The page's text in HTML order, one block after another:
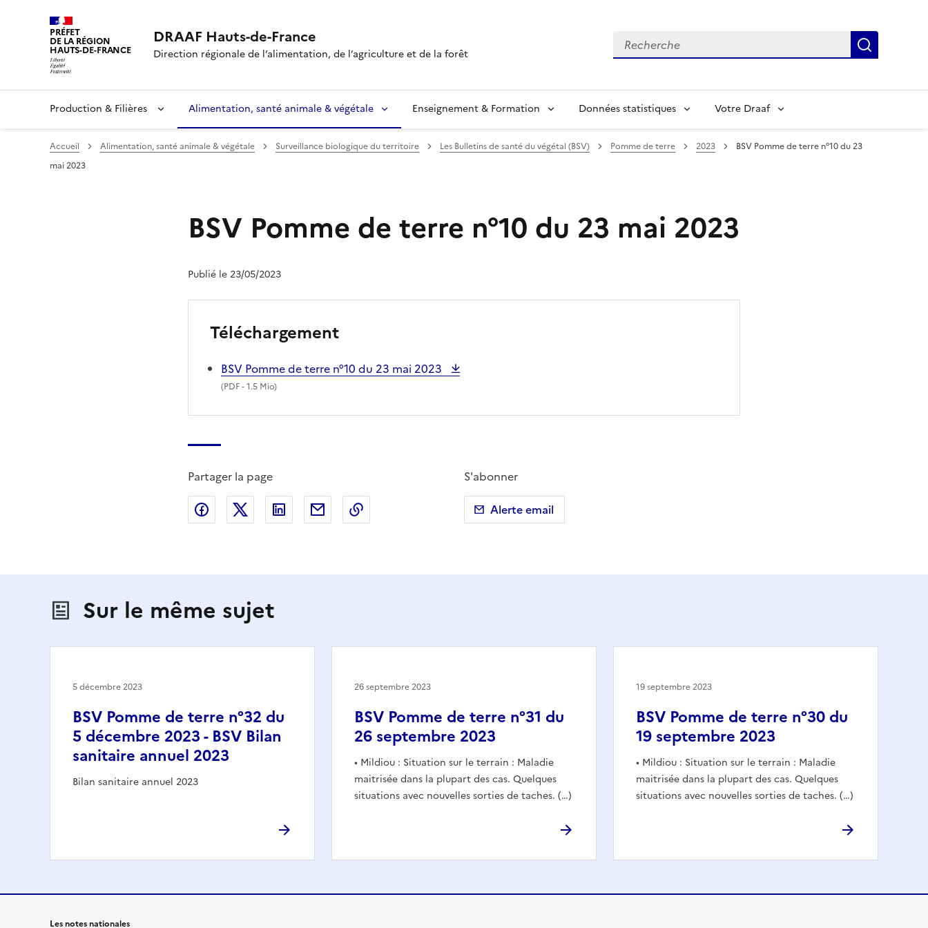
PRÉFET
DE LA RÉGION
HAUTS-DE-FRANCE
DRAAF Hauts-de-France
Direction régionale de l’alimentation, de l’agriculture et de la forêt
Recherche
Production & Filières Alimentation, santé animale & végétale Enseignement & Formation Données statistiques Votre Draaf
Accueil Alimentation, santé animale & végétale Surveillance biologique du territoire Les Bulletins de santé du végétal (BSV) Pomme de terre 2023
BSV Pomme de terre n°10 du 23
mai 2023
BSV Pomme de terre n°10 du 23 mai 2023
Publié le 23/05/2023
Téléchargement
BSV Pomme de terre n°10 du 23 mai 2023
(PDF- 1.5 Mio)
Partager la page
Partager sur Facebook
Partager sur X (anciennement Twitter)
Partager sur LinkedIn
Partager par emailCopier dans le presse-papier
S'abonner
Alerte email
Sur le même sujet
BSV Pomme de terre n°32 du
5 décembre 2023 - BSV Bilan
sanitaire annuel 2023
Bilan sanitaire annuel 2023
5 décembre 2023
BSV Pomme de terre n°31 du
26 septembre 2023
• Mildiou : Situation sur le terrain : Maladie
maitrisée dans la plupart des cas. Quelques
situations avec nouvelles sorties de taches. (…)
26 septembre 2023
BSV Pomme de terre n°30 du
19 septembre 2023
• Mildiou : Situation sur le terrain : Maladie
maitrisée dans la plupart des cas. Quelques
situations avec nouvelles sorties de taches. (…)
19 septembre 2023
Les notes nationales